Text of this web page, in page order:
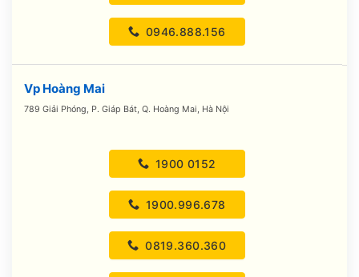
0946.888.156
Vp Hoàng Mai
789 Giải Phóng, P. Giáp Bát, Q. Hoàng Mai, Hà Nội
1900 0152
1900.996.678
0819.360.360